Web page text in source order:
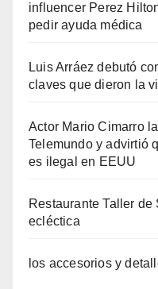
influencer Perez
pedir ayuda médica
Luis Arráez debutó
claves que dieron la
Actor Mario Cimarro
Telemundo y advirtió
es ilegal en EEUU
Restaurante Taller
ecléctica
los accesorios y